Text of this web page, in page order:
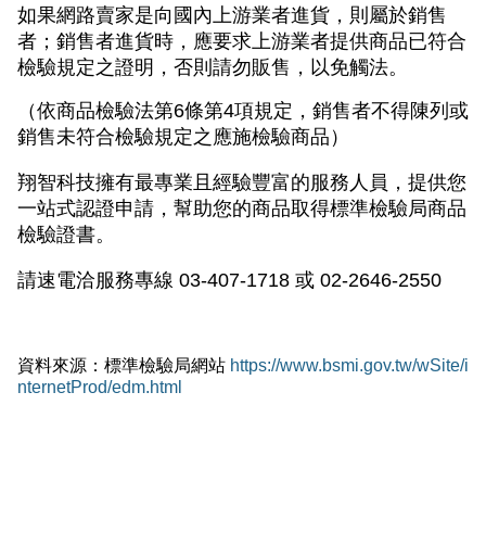
如果網路賣家是向國內上游業者進貨，則屬於銷售
者；銷售者進貨時，應要求上游業者提供商品已符合
檢驗規定之證明，否則請勿販售，以免觸法。
（依商品檢驗法第6條第4項規定，銷售者不得陳列或
銷售未符合檢驗規定之應施檢驗商品）
翔智科技擁有最專業且經驗豐富的服務人員，提供您
一站式認證申請，幫助您的商品取得標準檢驗局商品
檢驗證書。
請速電洽服務專線 03-407-1718 或 02-2646-2550
資料來源：標準檢驗局網站 https://www.bsmi.gov.tw/wSite/i
nternetProd/edm.html